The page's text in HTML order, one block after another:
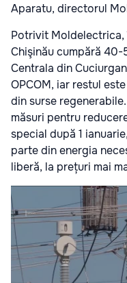
Aparatu, directorul
Potrivit Moldelectrica,
Chişinău cumpără
Centrala din
OPCOM, iar restul
din surse
măsuri pentru
special după 1
parte din energia
liberă, la prețuri mai